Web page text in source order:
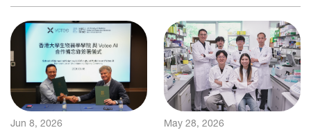
Jun 8, 2026 May 28, 2026